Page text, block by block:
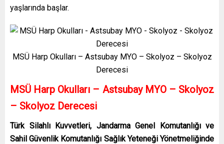
yaşlarında başlar.
MSÜ Harp Okulları – Astsubay MYO – Skolyoz – Skolyoz
Derecesi
MSÜ Harp Okulları – Astsubay MYO – Skolyoz
– Skolyoz Derecesi
Türk Silahlı Kuvvetleri, Jandarma Genel Komutanlığı ve
Sahil Güvenlik Komutanlığı Sağlık Yeteneği Yönetmeliğinde